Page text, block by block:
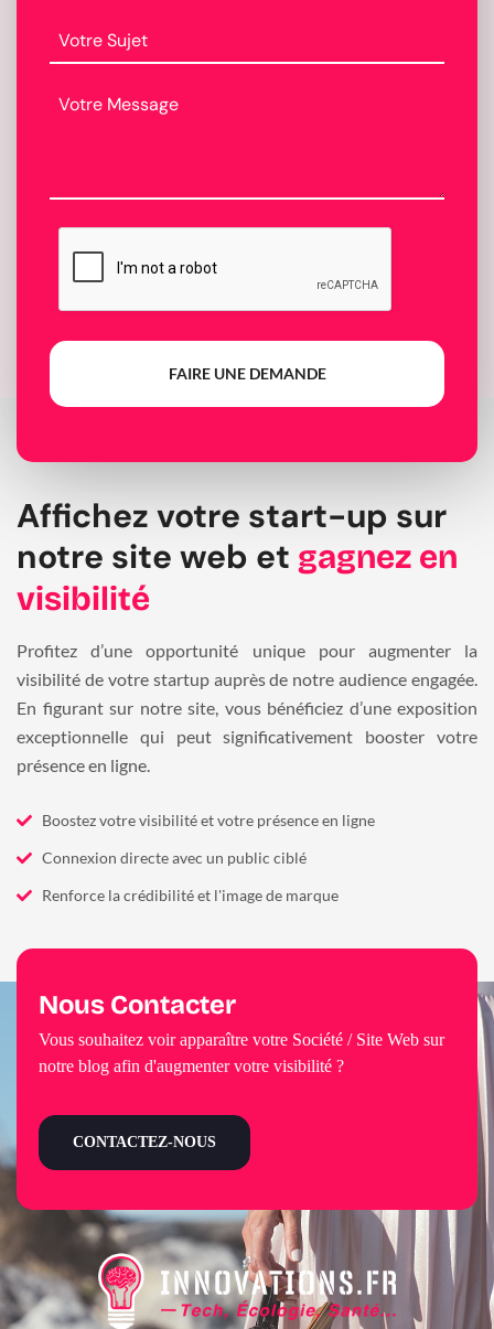
FAIRE UNE DEMANDE
Affichez votre start-up sur
notre site web et gagnez en
visibilité
Profitez d’une opportunité unique pour augmenter la
visibilité de votre startup auprès de notre audience engagée.
En figurant sur notre site, vous bénéficiez d’une exposition
exceptionnelle qui peut significativement booster votre
présence en ligne.
Boostez votre visibilité et votre présence en ligne
Connexion directe avec un public ciblé
Renforce la crédibilité et l'image de marque
Nous Contacter
Vous souhaitez voir apparaître votre Société / Site Web sur
notre blog afin d'augmenter votre visibilité ?
CONTACTEZ-NOUS